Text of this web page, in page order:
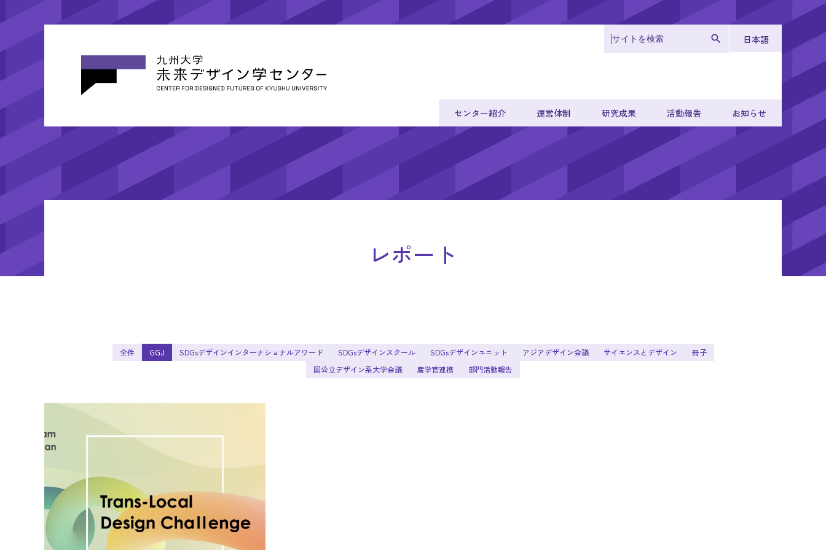
センター紹介 運営体制 研究成果 活動報告 お知らせ
日本語
レポート
全件 GGJ SDGsデザインインターナショナルアワード SDGsデザインスクール SDGsデザインユニット アジアデザイン会議 サイエンスとデザイン
冊子
国公立デザイン系大学会議
産学官連携 部門活動報告